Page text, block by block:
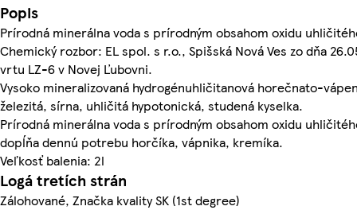
Popis
Prírodná minerálna voda s prírodným obsahom oxidu
Chemický rozbor: EL spol. s r.o., Spišská Nová Ves zo dňa
vrtu LZ-6 v Novej Ľubovni.
Vysoko mineralizovaná hydrogénuhličitanová horečnato-
železitá, sírna, uhličitá hypotonická, studená kyselka.
Prírodná minerálna voda s prírodným obsahom oxidu
dopĺňa dennú potrebu horčíka, vápnika, kremíka.
Veľkosť balenia: 2l
Logá tretích strán
Zálohované, Značka kvality SK (1st degree)